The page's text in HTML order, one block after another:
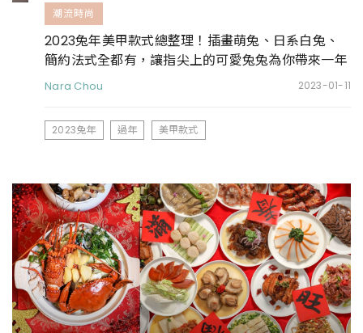
潮流時尚
2023兔年美甲款式總整理！插畫萌兔、日系白兔、
簡約法式全都有，讓指尖上的可愛兔兔為你帶來一年
好運
Nara Chou 2023-01-11
2023兔年 過年 美甲款式